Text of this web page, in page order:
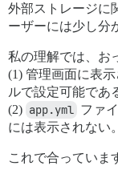
外部ストレージに
ーザーには少し分
私の理解では、お
(1) 管理画面に表
ルで設定可能であ
(2) app.yml ファ
には表示されない。
これで合っていま